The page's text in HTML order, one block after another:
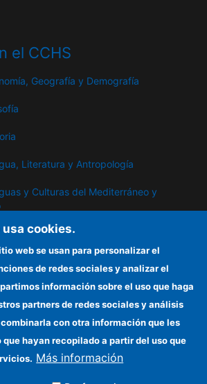
el CCHS
Geografía y Demografía
Literatura y Antropología
y Culturas del Mediterráneo y
y Bienes Públicos
cookies.
web se usan para personalizar el
de redes sociales y analizar el
información sobre el uso que haga
partners de redes sociales y análisis
con otra información que les
hayan recopilado a partir del uso que
Más información